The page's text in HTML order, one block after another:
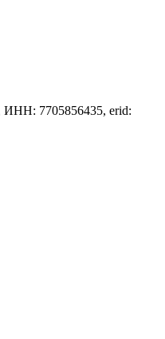
7705856435, erid: